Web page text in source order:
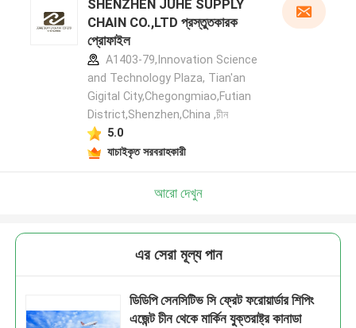
SHENZHEN JUHE SUPPLY
CHAIN CO.,LTD প্রস্তুতকারক
প্রোফাইল
A1403-79,Innovation Science
and Technology Plaza, Tian'an
Gigital City,Chegongmiao,Futian
District,Shenzhen,China ,চীন
5.0
যাচাইকৃত সরবরাহকারী
আরো দেখুন
এর সেরা মূল্য পান
ডিডিপি সেনসিটিভ সি ফ্রেট ফরোয়ার্ডার শিপিং
এজেন্ট চীন থেকে মার্কিন যুক্তরাষ্ট্র কানাডা